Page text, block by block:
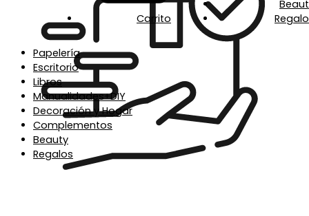
Carrito
Papelería
Escritorio
Libros
Manualidades+DIY
Decoración y Hogar
Complementos
Beauty
Regalos